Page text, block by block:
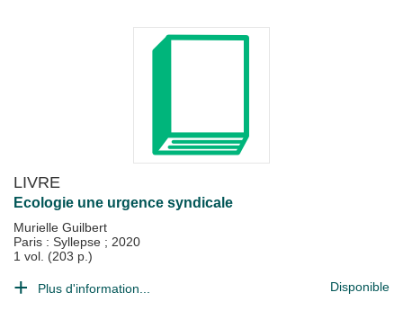
LIVRE
Ecologie une urgence syndicale
Murielle Guilbert
Paris : Syllepse ; 2020
1 vol. (203 p.)
Plus d'information... Disponible